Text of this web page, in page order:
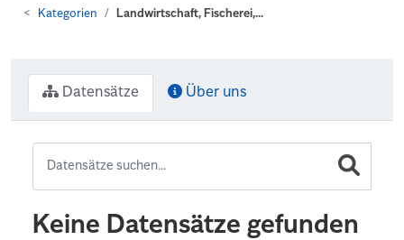
Kategorien Landwirtschaft, Fischerei,...
Datensätze Über uns
Keine Datensätze gefunden